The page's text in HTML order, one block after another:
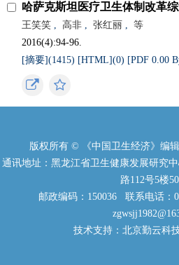
哈萨克斯坦医疗卫生体制改革
王笑笑 , 高非 , 张红丽 ,
等
2016(4):94-96.
[摘要](1415) [HTML](0) [PDF 0.00
版权所有 © 《中国卫生经济》编
通讯地址：黑龙江省卫生健康发展研究
路112号5楼
邮政编码：150036 联系电话：
技术支持：北京勤云科